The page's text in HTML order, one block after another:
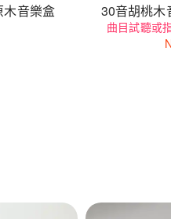
木音樂盒 30音胡桃木
曲目試聽或